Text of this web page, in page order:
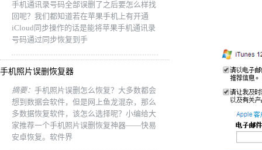
手机通讯录号码全部误删了之后要怎么样找
回呢？我们都知道若在苹果手机上有开通
iCloud同步操作的话是能将苹果手机通讯录
号码通过同步恢复到手
手机照片误删恢复器
摘要： 手机照片误删怎么恢复？大多数都会
想到数据会软件，但是网上鱼龙混杂，那么
多数据恢复软件，该怎么选择呢？小编给大
家推荐一个手机照片误删恢复神器——快易
安卓恢复。软件界